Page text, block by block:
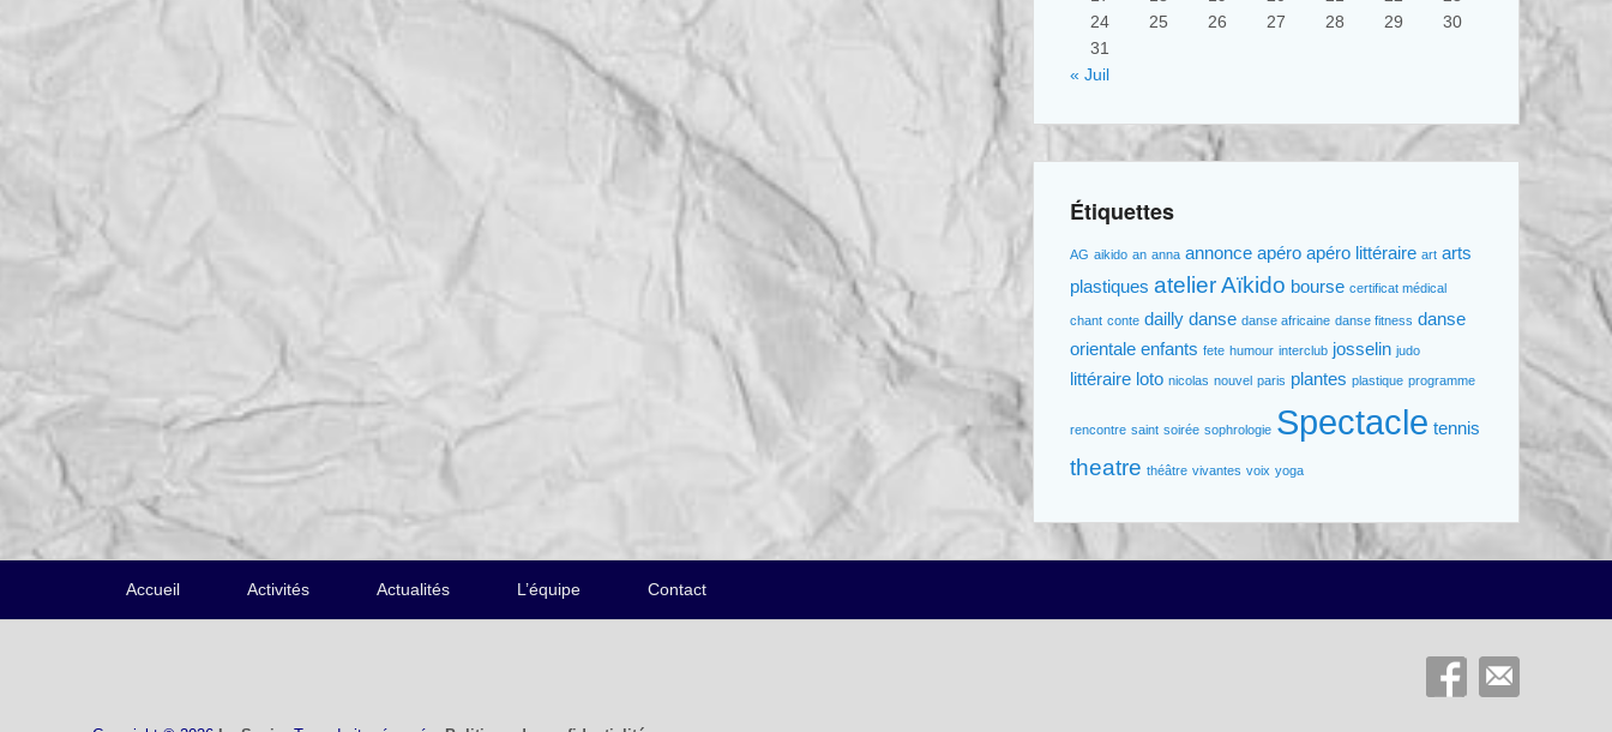
24
25 26 27 28 29
30
31
« Juil
Étiquettes
AG aikido an anna annonce apéro apéro littéraire art arts
plastiques atelierAïkido bourse certificat médical
chant conte dailly danse danse africaine danse fitness danse
orientale enfants fete humour interclub josselin judo
littéraire loto nicolas nouvel paris plantes plastique programme
rencontre saint soirée sophrologie Spectacle tennis
theatre théâtre vivantes voix yoga
pied
Accueil Activités Actualités L’équipe Contact